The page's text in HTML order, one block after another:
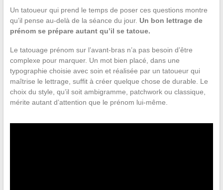
Un tatoueur qui prend le temps de poser ces questions montre
qu’il pense au-delà de la séance du jour. Un bon lettrage de
prénom se prépare autant qu’il se tatoue.
Le tatouage prénom sur l’avant-bras n’a pas besoin d’être
complexe pour marquer. Un mot bien placé, dans une
typographie choisie avec soin et réalisée par un tatoueur qui
maîtrise le lettrage, suffit à créer quelque chose de durable. Le
choix du style, qu’il soit ambigramme, patchwork ou classique,
mérite autant d’attention que le prénom lui-même.